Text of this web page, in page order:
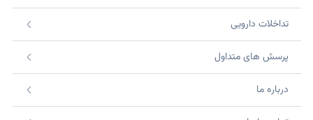
تداخلات دارویی
پرسش های متداول
درباره ما